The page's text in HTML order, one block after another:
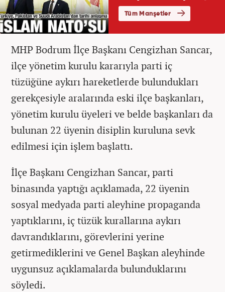
MHP Bodrum İlçe Başkanı Cengizhan Sancar,
ilçe yönetim kurulu kararıyla parti iç
tüzüğüne aykırı hareketlerde bulundukları
gerekçesiyle aralarında eski ilçe başkanları,
yönetim kurulu üyeleri ve belde başkanları da
bulunan 22 üyenin disiplin kuruluna sevk
edilmesi için işlem başlattı.
İlçe Başkanı Cengizhan Sancar, parti
binasında yaptığı açıklamada, 22 üyenin
sosyal medyada parti aleyhine propaganda
yaptıklarını, iç tüzük kurallarına aykırı
davrandıklarını, görevlerini yerine
getirmediklerini ve Genel Başkan aleyhinde
uygunsuz açıklamalarda bulunduklarını
söyledi.